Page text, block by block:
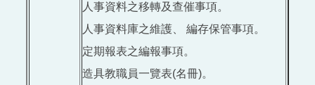
人事資料之移轉及查催事項。
人事資料庫之維護、 編存保管事項。
定期報表之編報事項。
造具教職員一覽表(名冊)。